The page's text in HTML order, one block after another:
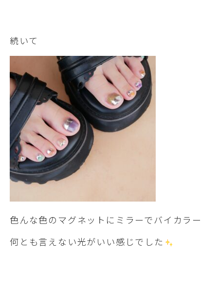
続いて
色んな色のマグネットにミラーでバイカラー
何とも言えない光がいい感じでした